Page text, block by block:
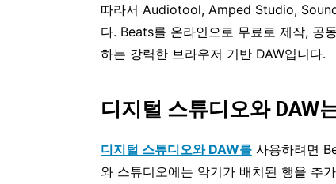
따라서 Audiotool, Amped Studio,
다. Beats를 온라인으로 무료로 제작, 공
하는 강력한 브라우저 기반 DAW입니다.
디지털 스튜디오와 DAW
디지털 스튜디오와 DAW를 사용하려면
와 스튜디오에는 악기가 배치된 행을 추